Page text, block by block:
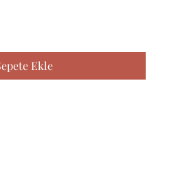
Ekle